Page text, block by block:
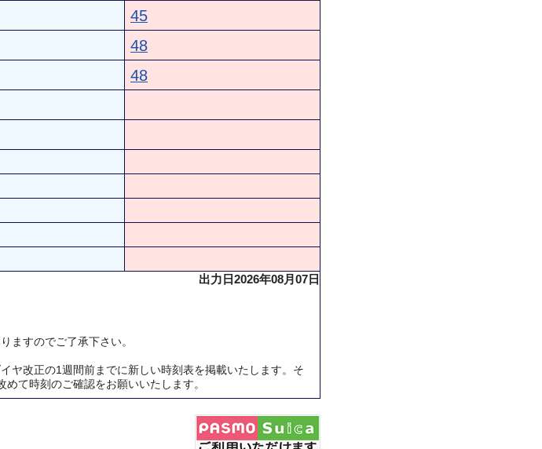
45
48
48
出力日2026年08月07日
すのでご了承下さい。
ヤ改正の1週間前までに新しい時刻表を掲載いたします。そ
て時刻のご確認をお願いいたします。